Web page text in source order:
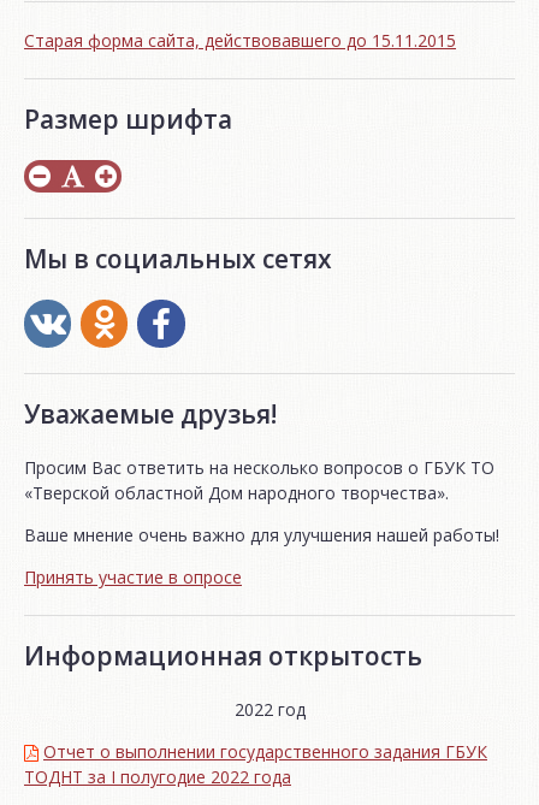
Старая форма сайта, действовавшего до 15.11.2015
Размер шрифта
Мы в социальных сетях
Уважаемые друзья!
Просим Вас ответить на несколько вопросов о ГБУК ТО
«Тверской областной Дом народного творчества».
Ваше мнение очень важно для улучшения нашей работы!
Принять участие в опросе
Информационная открытость
2022 год
Отчет о выполнении государственного задания ГБУК
ТОДНТ за I полугодие 2022 года